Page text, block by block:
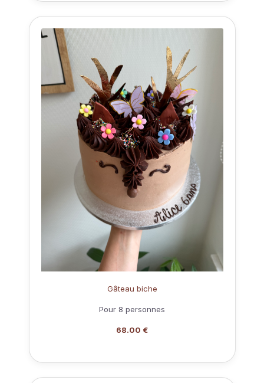
Gâteau biche
Pour 8 personnes
68.00 €